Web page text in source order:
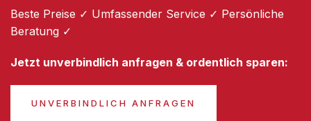
Beste Preise ✓ Umfassender Service ✓ Persönliche
Beratung ✓
Jetzt unverbindlich anfragen & ordentlich sparen:
UNVERBINDLICH ANFRAGEN